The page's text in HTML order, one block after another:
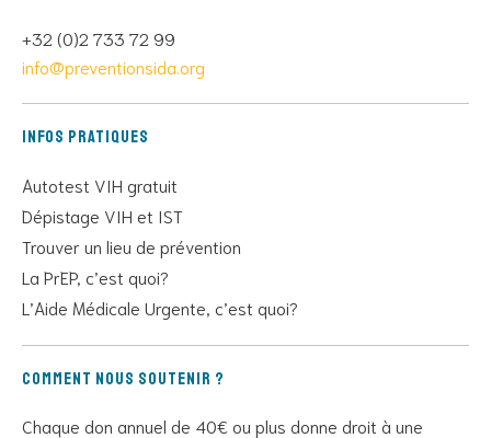
+32 (0)2 733 72 99
info@preventionsida.org
Infos pratiques
Autotest VIH gratuit
Dépistage VIH et IST
Trouver un lieu de prévention
La PrEP, c’est quoi?
L’Aide Médicale Urgente, c’est quoi?
Comment nous soutenir ?
Chaque don annuel de 40€ ou plus donne droit à une